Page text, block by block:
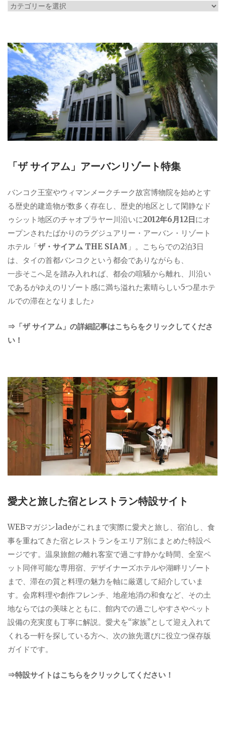
カ
リ
ー
「ザ サイアム」アーバンリゾート特集
バンコク王室やウィマンメークチーク故宮博物院を始めとす
る歴史的建造物が数多く存在し、歴史的地区として閑静なド
ゥシット地区のチャオプラヤー川沿いに2012年6月12日にオ
ープンされたばかりのラグジュアリー・アーバン・リゾート
ホテル「ザ・サイアム THE SIAM 」。こちらでの2泊3日
は、タイの首都バンコクという都会でありながらも、
一歩そこへ足を踏み入れれば、都会の喧騒から離れ、川沿い
であるがゆえのリゾート感に満ち溢れた素晴らしい5つ星ホテ
ルでの滞在となりました♪
⇒「ザ サイアム」の詳細記事はこちらをクリックしてくださ
い！
愛犬と旅した宿とレストラン特設サイト
WEBマガジンladeがこれまで実際に愛犬と旅し、宿泊し、食
事を重ねてきた宿とレストランをエリア別にまとめた特設ペ
ージです。温泉旅館の離れ客室で過ごす静かな時間、全室ペ
ット同伴可能な専用宿、デザイナーズホテルや湖畔リゾート
まで、滞在の質と料理の魅力を軸に厳選して紹介していま
す。会席料理や創作フレンチ、地産地消の和食など、その土
地ならではの美味とともに、館内での過ごしやすさやペット
設備の充実度も丁寧に解説。愛犬を“家族”として迎え入れて
くれる一軒を探している方へ、次の旅先選びに役立つ保存版
ガイドです。
⇒特設サイトはこちらをクリックしてください！